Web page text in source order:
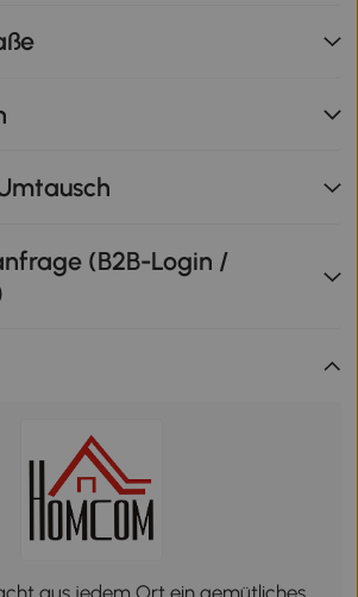
(B2B-Login /
aus jedem Ort ein gemütliches